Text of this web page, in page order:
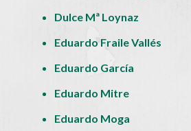
Dulce Mª Loynaz
Eduardo Fraile Vallés
Eduardo García
Eduardo Mitre
Eduardo Moga